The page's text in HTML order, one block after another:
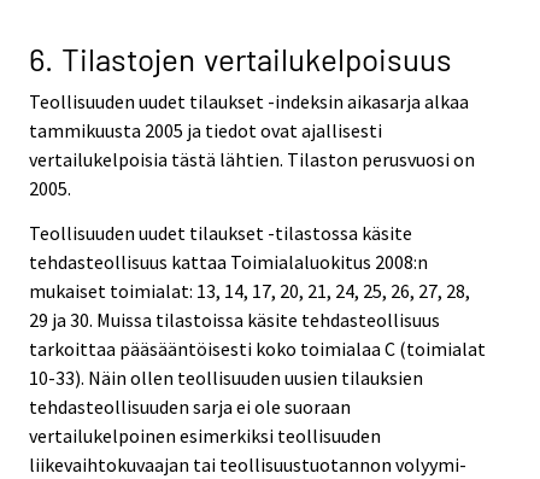
6. Tilastojen vertailukelpoisuus
Teollisuuden uudet tilaukset -indeksin aikasarja alkaa
tammikuusta 2005 ja tiedot ovat ajallisesti
vertailukelpoisia tästä lähtien. Tilaston perusvuosi on
2005.
Teollisuuden uudet tilaukset -tilastossa käsite
tehdasteollisuus kattaa Toimialaluokitus 2008:n
mukaiset toimialat: 13, 14, 17, 20, 21, 24, 25, 26, 27, 28,
29 ja 30. Muissa tilastoissa käsite tehdasteollisuus
tarkoittaa pääsääntöisesti koko toimialaa C (toimialat
10-33). Näin ollen teollisuuden uusien tilauksien
tehdasteollisuuden sarja ei ole suoraan
vertailukelpoinen esimerkiksi teollisuuden
liikevaihtokuvaajan tai teollisuustuotannon volyymi-